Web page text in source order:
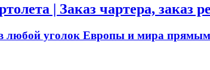
| Заказ чартера, заказ
любой уголок Европы и мира